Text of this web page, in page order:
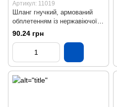
Артикул: 11019
Шланг гнучкий, армований
обплетенням із нержавіючої
сталі (ВВ), L = 1000 мм
90.24 грн